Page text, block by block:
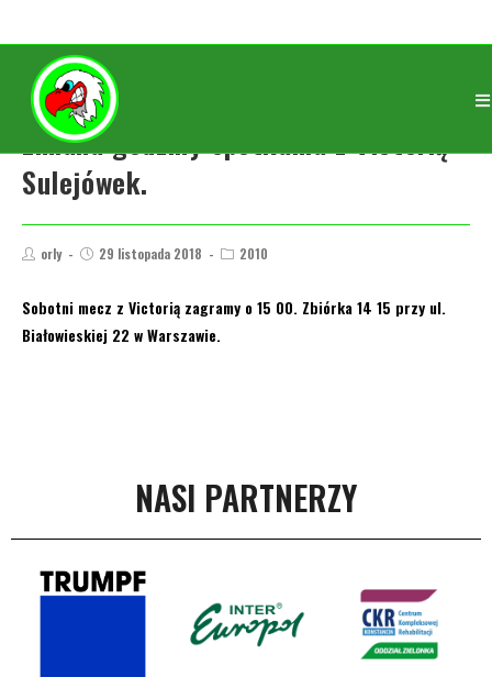
Zmiana godziny spotkania z Victorią
Sulejówek.
orly 29 listopada 2018 2010
Sobotni mecz z Victorią zagramy o 15 00. Zbiórka 14 15 przy ul.
Białowieskiej 22 w Warszawie.
NASI PARTNERZY